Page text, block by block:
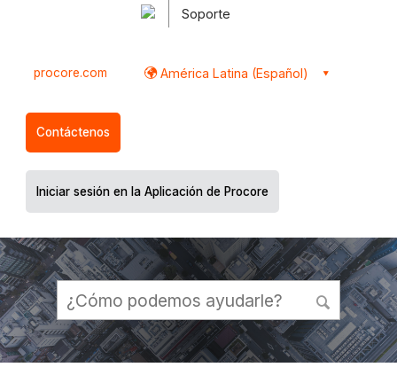
Soporte
procore.com América Latina (Español)
Contáctenos
Iniciar sesión en la Aplicación de Procore